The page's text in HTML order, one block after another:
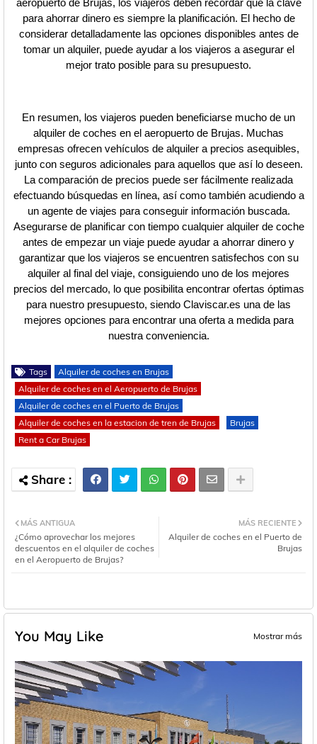
aeropuerto de Brujas, los viajeros deben recordar que la clave
para ahorrar dinero es siempre la planificación. El hecho de
considerar detalladamente las opciones disponibles antes de
tomar un alquiler, puede ayudar a los viajeros a asegurar el
mejor trato posible para su presupuesto.
En resumen, los viajeros pueden beneficiarse mucho de un
alquiler de coches en el aeropuerto de Brujas. Muchas
empresas ofrecen vehículos de alquiler a precios asequibles,
junto con seguros adicionales para aquellos que así lo deseen.
La comparación de precios puede ser fácilmente realizada
efectuando búsquedas en línea, así como también acudiendo a
un agente de viajes para conseguir información buscada.
Asegurarse de planificar con tiempo cualquier alquiler de coche
antes de empezar un viaje puede ayudar a ahorrar dinero y
garantizar que los viajeros se encuentren satisfechos con su
alquiler al final del viaje, consiguiendo uno de los mejores
precios del mercado, lo que posibilita encontrar ofertas óptimas
para nuestro presupuesto, siendo Claviscar.es una de las
mejores opciones para encontrar una oferta a medida para
nuestra conveniencia.
Tags
Alquiler de coches en Brujas
Alquiler de coches en el Aeropuerto de Brujas
Alquiler de coches en el Puerto de Brujas
Alquiler de coches en la estacion de tren de Brujas
Brujas
Rent a Car Brujas
MÁS RECIENTE
Alquiler de coches en el Puerto de
Brujas
MÁS ANTIGUA
¿Cómo aprovechar los mejores
descuentos en el alquiler de coches
en el Aeropuerto de Brujas?
You May Like Mostrar más